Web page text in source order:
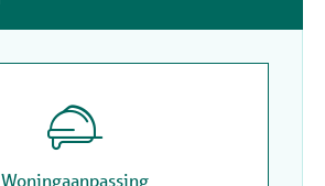

Woningaanpassing